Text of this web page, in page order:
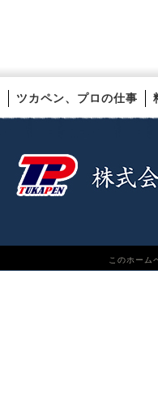
ツカペン、プロの仕事
このホー